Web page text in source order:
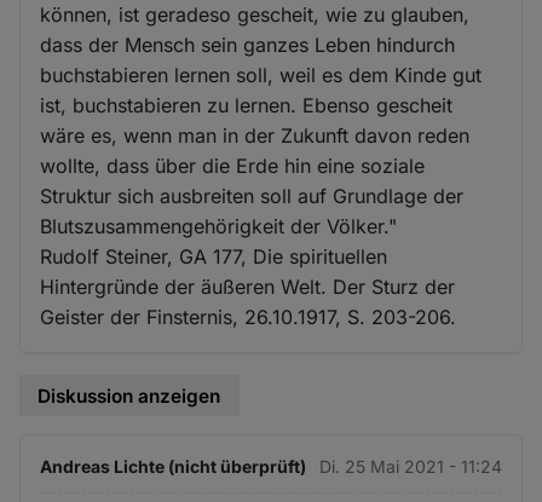
können, ist geradeso gescheit, wie zu glauben,
dass der Mensch sein ganzes Leben hindurch
buchstabieren lernen soll, weil es dem Kinde gut
ist, buchstabieren zu lernen. Ebenso gescheit
wäre es, wenn man in der Zukunft davon reden
wollte, dass über die Erde hin eine soziale
Struktur sich ausbreiten soll auf Grundlage der
Blutszusammengehörigkeit der Völker."
Rudolf Steiner, GA 177, Die spirituellen
Hintergründe der äußeren Welt. Der Sturz der
Geister der Finsternis, 26.10.1917, S. 203-206.
Diskussion anzeigen
Andreas Lichte (nicht überprüft) Di. 25 Mai 2021 - 11:24